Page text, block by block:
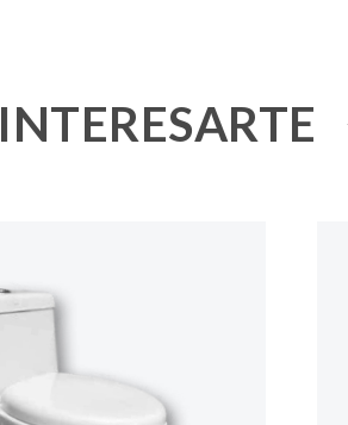
INTERESARTE